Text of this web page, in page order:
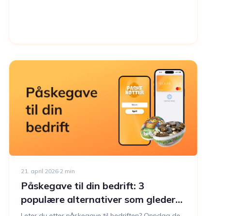
21. april 2026·2min
Påskegave til din bedrift: 3
populære alternativer som gleder
ansatte